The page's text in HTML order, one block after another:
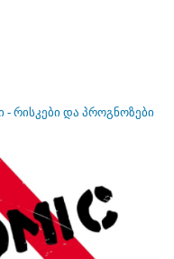
რისკები და პროგნოზები